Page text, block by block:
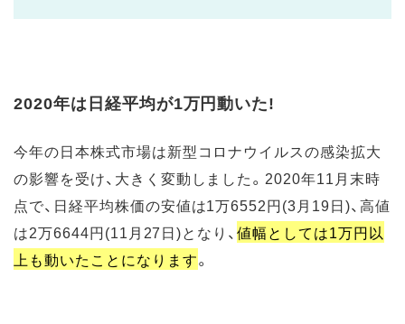
2020年は日経平均が1万円動いた!
今年の日本株式市場は新型コロナウイルスの感染拡大
の影響を受け、大きく変動しました。2020年11月末時
点で、日経平均株価の安値は1万6552円(3月19日)、高値
は2万6644円(11月27日)となり、値幅としては1万円以
上も動いたことになります。